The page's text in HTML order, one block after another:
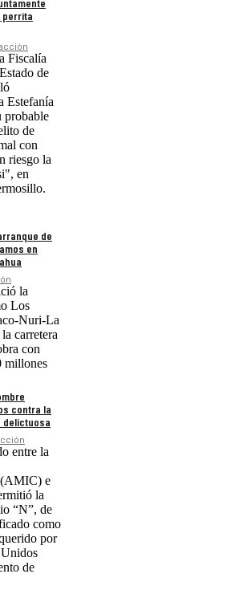
perrita
Fiscalía
de
Estefanía
probable
de
con
riesgo la
en
de
en
la
Los
Nuri-La
carretera
con
millones
contra la
delictuosa
entre la
e
la
“N”, de
como
por
Unidos
de